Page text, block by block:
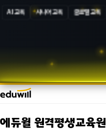
AI 교육 시니어 교육 글로벌 교육
에듀윌 원격평생교육원